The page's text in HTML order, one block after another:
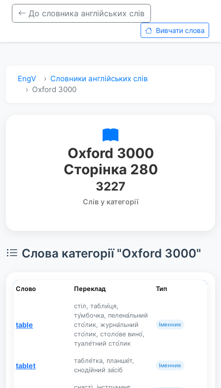
До словника англійських слів
Вивчати слова
EngV
Словники англійських слів
Oxford 3000
Oxford 3000
Сторінка 280
3227
Слів у категорії
Слова категорії "Oxford 3000"
Слово Переклад Тип
table
стіл, табли́ця,
ту́мбочка, пелена́льний
сто́лик, журна́льний
сто́лик, столо́ве вино́,
туале́тний сто́лик
Іменник
tablet
табле́тка, планше́т,
сноді́йний за́сіб
Іменник